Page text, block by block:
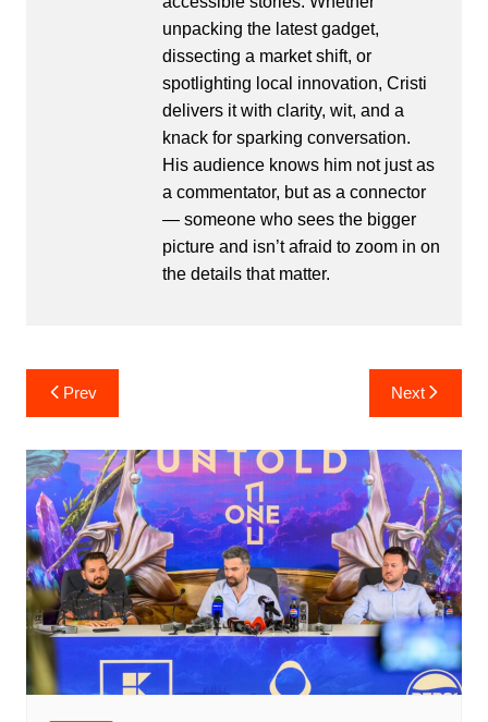
unpacking the latest gadget,
dissecting a market shift, or
spotlighting local innovation, Cristi
delivers it with clarity, wit, and a
knack for sparking conversation.
His audience knows him not just as
a commentator, but as a connector
— someone who sees the bigger
picture and isn’t afraid to zoom in on
the details that matter.
Post
navigation
Prev Next